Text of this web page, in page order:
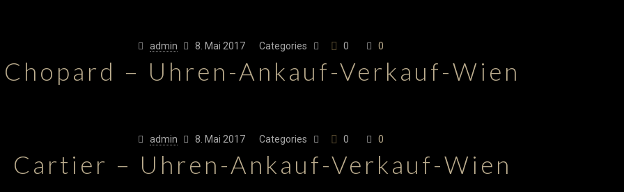
admin 8. Mai 2017 Categories 0 0
Chopard – Uhren-Ankauf-Verkauf-Wien
admin 8. Mai 2017 Categories 0 0
Cartier – Uhren-Ankauf-Verkauf-Wien